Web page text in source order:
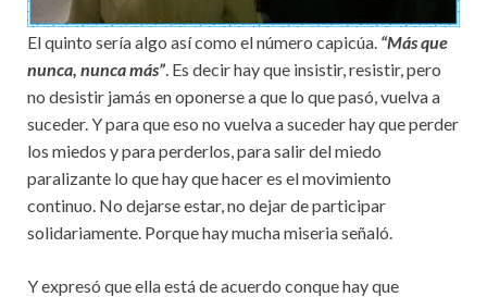
El quinto sería algo así como el número capicúa. “Más que
nunca, nunca más”. Es decir hay que insistir, resistir, pero
no desistir jamás en oponerse a que lo que pasó, vuelva a
suceder. Y para que eso no vuelva a suceder hay que perder
los miedos y para perderlos, para salir del miedo
paralizante lo que hay que hacer es el movimiento
continuo. No dejarse estar, no dejar de participar
solidariamente. Porque hay mucha miseria señaló.
Y expresó que ella está de acuerdo conque hay que